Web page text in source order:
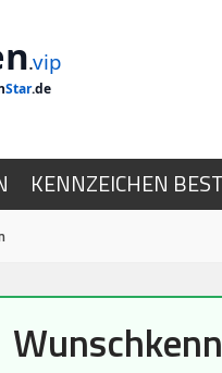
.vip
Star.de
KENNZEICHEN